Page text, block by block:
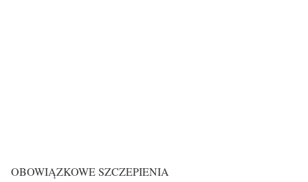
OBOWIĄZKOWE SZCZEPIENIA